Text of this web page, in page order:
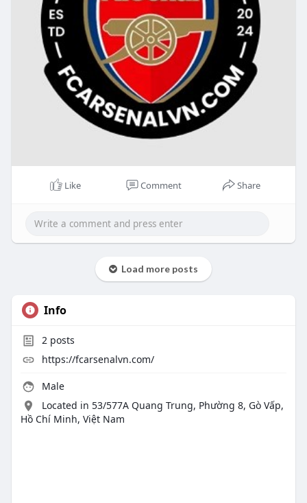
Like Comment Share
Load more posts
Info
2posts
https://fcarsenalvn.com/
Male
Located in 53/577A Quang Trung, Phường 8, Gò Vấp,
Hồ Chí Minh, Việt Nam